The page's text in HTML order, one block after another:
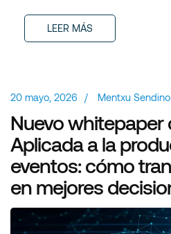
LEER MÁS
20 mayo, 2026 / Mentxu Sendino
Nuevo whitepaper
Aplicada a la
eventos: cómo
en mejores